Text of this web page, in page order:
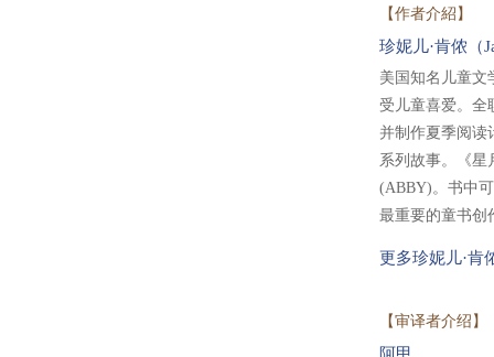
【作者介紹】
珍妮儿·肯侬（
美国知名儿童文
受儿童喜爱。全
并制作夏季阅读
系列故事。《星
(ABBY)。书中
最重要的童书创
更多珍妮儿·肯
【审译者介绍】